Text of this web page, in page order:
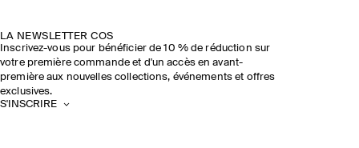
LA NEWSLETTER COS
Inscrivez-vous pour bénéficier de 10 % de réduction sur
votre première commande et d'un accès en avant-
première aux nouvelles collections, événements et offres
exclusives.
S'INSCRIRE